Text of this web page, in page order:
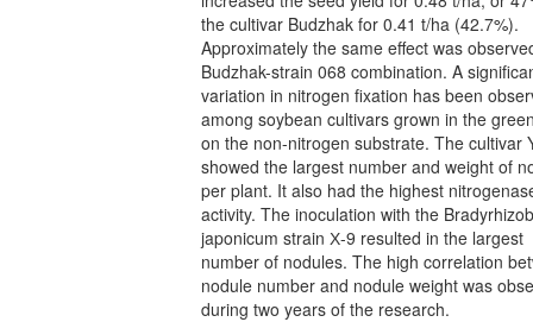
the cultivar Budzhak for 0.41 t/ha (42.7%).
Approximately the same effect was
Budzhak-strain 068 combination. A
variation in nitrogen fixation has been
among soybean cultivars grown in the
on the non-nitrogen substrate. The cultivar
showed the largest number and weight of
per plant. It also had the highest
activity. The inoculation with the
japonicum strain Х-9 resulted in the largest
number of nodules. The high correlation
nodule number and nodule weight was
during two years of the research.